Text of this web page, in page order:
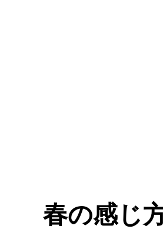
春の感じ